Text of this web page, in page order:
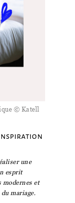
© Katell
une
esprit
modernes et
mariage.